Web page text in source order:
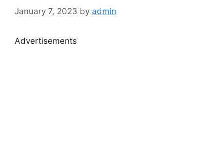
January 7, 2023 by admin
Advertisements